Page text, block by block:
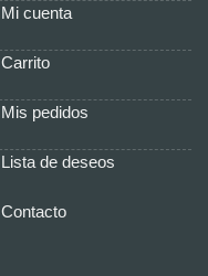
Mi cuenta
Carrito
Mis pedidos
Lista de deseos
Contacto